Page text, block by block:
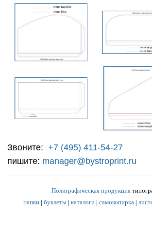
Звоните: +7 (495) 411-54-27
пишите: manager@bystroprint.ru
Полиграфическая продукция
папки | буклеты | каталоги | самокопирка |